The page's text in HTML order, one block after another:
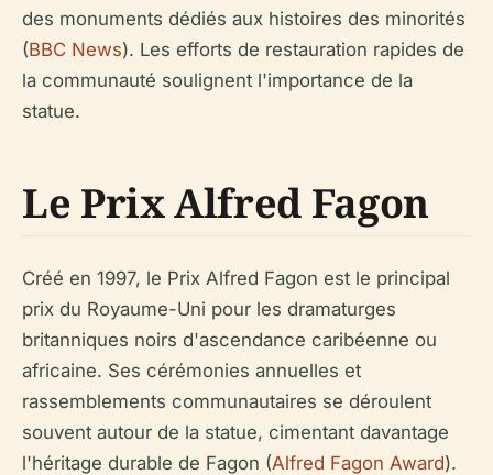
des monuments dédiés aux histoires des minorités
(BBC News). Les efforts de restauration rapides de
la communauté soulignent l'importance de la
statue.
Le Prix Alfred Fagon
Créé en 1997, le Prix Alfred Fagon est le principal
prix du Royaume-Uni pour les dramaturges
britanniques noirs d'ascendance caribéenne ou
africaine. Ses cérémonies annuelles et
rassemblements communautaires se déroulent
souvent autour de la statue, cimentant davantage
l'héritage durable de Fagon (Alfred Fagon Award).